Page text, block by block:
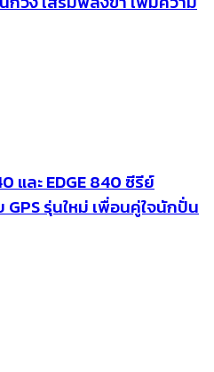
และ EDGE 840 ซีรีย์
รุ่นใหม่ เพื่อนคู่ใจนักปั่น